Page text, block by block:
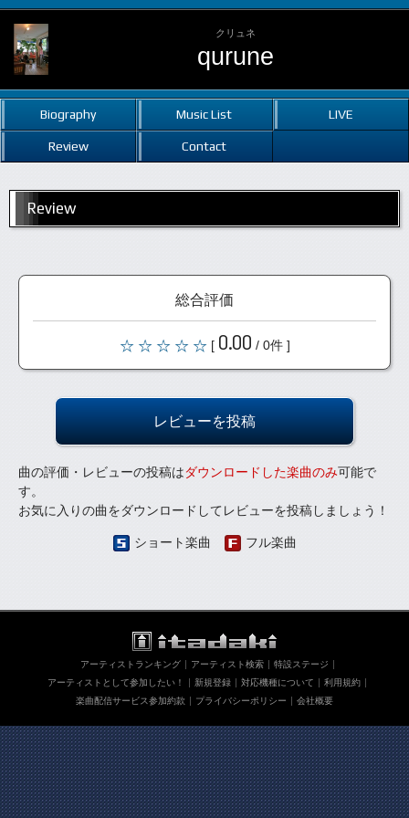
クリュネ
qurune
Biography Music List LIVE
Review Contact
Review
総合評価
[ 0.00 / 0件 ]
レビューを投稿
曲の評価・レビューの投稿はダウンロードした楽曲のみ可能で
す。
お気に入りの曲をダウンロードしてレビューを投稿しましょう！
ショート楽曲 フル楽曲
アーティストランキング アーティスト検索
特設ステージ
アーティストとして参加したい！
新規登録 対応機種について
利用規約
楽曲配信サービス参加約款
プライバシーポリシー 会社概要